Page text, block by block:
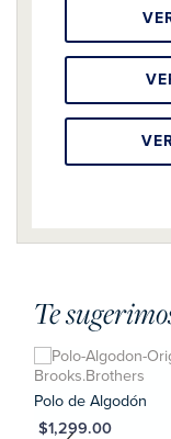
Te
Polo de Algodón
MXN $1,299.00